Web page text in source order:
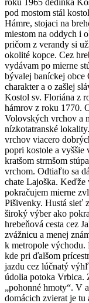
pod mostom stál
Hámre, stojaci na
miestom na oddych i
pričom z verandy si
okolité kopce. Cez
vydávam po mierne
bývalej baníckej obce
charakter a o zašlej
Kostol sv. Floriána z
hámrov z roku 1770.
Volovských vrchov a
nízkotatranské
vrchov viacero
popri kostole a
kratšom strmšom
vrchom. Odtiaľto sa
chate Lajoška. Keďže
pokračujem mierne
Pišivenky. Hustá sieť
široký výber ako
hrebeňová cesta cez
zvážnicu a menej
k metropole východu.
kde pri ďalšom
jazdu cez lúčnatý
údolia potoka Vrbica.
„pohonné hmoty“. V
domácich zvierat je tu